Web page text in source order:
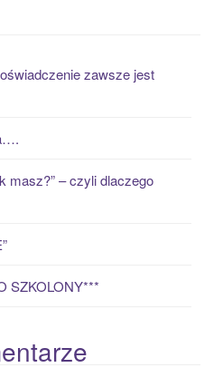
zawsze jest
masz?” – czyli dlaczego
SZKOLONY***